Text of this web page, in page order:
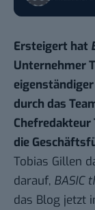
Ersteigert hat
Unternehmer
durch das
Chefredakteur
die
Tobias Gillen
darauf, BASIC
das Blog jetzt